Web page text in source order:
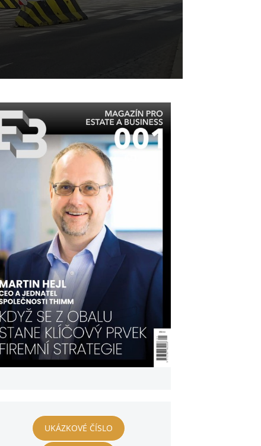
UKÁZKOVÉ ČÍSLO